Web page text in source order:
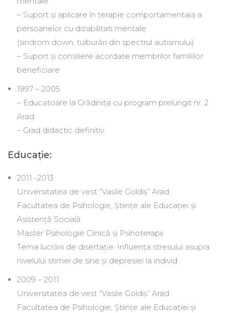
– Suport și aplicare în terapie comportamentala a
persoanelor cu dizabilitati mentale
(sindrom down, tulburări din spectrul autismului)
– Suport și consiliere acordate membrilor familiilor
beneficiare
1997 – 2005
– Educatoare la Grădinița cu program prelungit nr. 2
Arad
– Grad didactic definitiv
Educație:
2011 -2013
Universitatea de vest “Vasile Goldiș” Arad
Facultatea de Psihologie, Științe ale Educației și
Asistență Socială
Master Psihologie Clinică și Psihoterapii
Tema lucrării de disertație: Influența stresului asupra
nivelului stimei de sine și depresiei la individ
2009 – 2011
Universitatea de vest “Vasile Goldiș” Arad
Facultatea de Psihologie, Științe ale Educației și